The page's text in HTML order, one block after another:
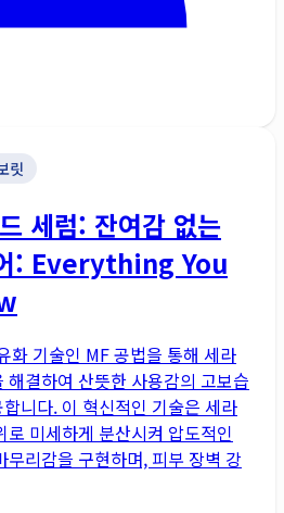
릿
세럼: 잔여감 없는
: Everything You
화 기술인 MF 공법을 통해 세라
해결하여 산뜻한 사용감의 고보습
니다. 이 혁신적인 기술은 세라
미세하게 분산시켜 압도적인
무리감을 구현하며, 피부 장벽 강